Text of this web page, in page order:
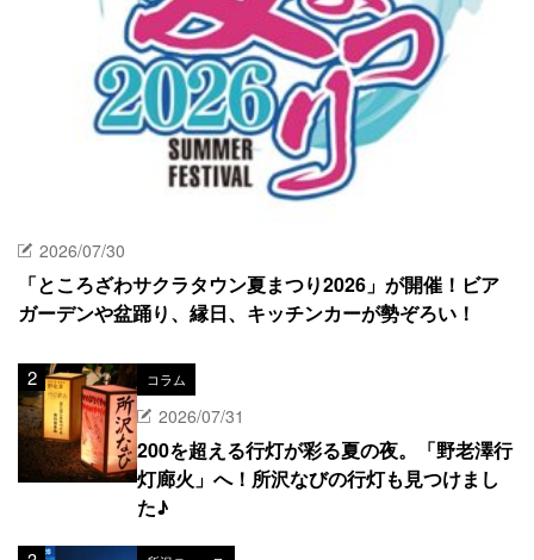
2026/07/30
「ところざわサクラタウン夏まつり2026」が開催！ビア
ガーデンや盆踊り、縁日、キッチンカーが勢ぞろい！
コラム
2026/07/31
200を超える行灯が彩る夏の夜。「野老澤行
灯廊火」へ！所沢なびの行灯も見つけまし
た♪